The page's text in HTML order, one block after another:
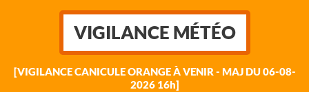
VIGILANCE MÉTÉO
[VIGILANCE CANICULE ORANGE À VENIR - MAJ DU 06-08-
2026 16h]